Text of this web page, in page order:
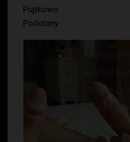
Piątkowo
Podolany